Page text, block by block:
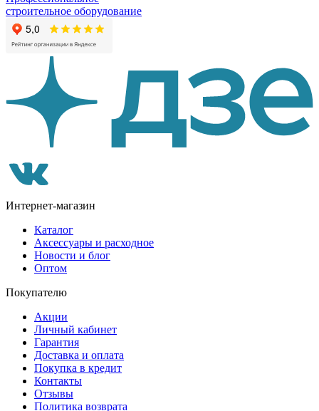
строительное оборудование
Интернет-магазин
Каталог
Аксессуары и расходное
Новости и блог
Оптом
Покупателю
Акции
Личный кабинет
Гарантия
Доставка и оплата
Покупка в кредит
Контакты
Отзывы
Политика возврата